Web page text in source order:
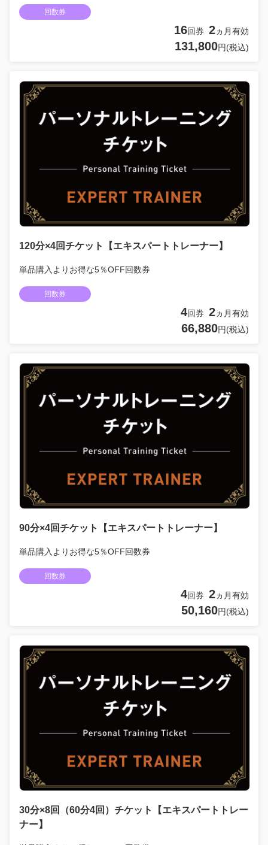
回数券
16回券 2ヵ月有効
131,800円(税込)
120分×4回チケット【エキスパートトレーナー】
単品購入よりお得な5％OFF回数券
回数券
4回券 2ヵ月有効
66,880円(税込)
90分×4回チケット【エキスパートトレーナー】
単品購入よりお得な5％OFF回数券
回数券
4回券 2ヵ月有効
50,160円(税込)
30分×8回（60分4回）チケット【エキスパートトレー
ナー】